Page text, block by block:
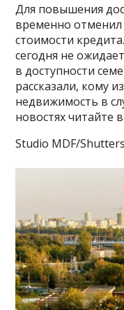
Для повышения
временно
стоимости
сегодня не
в доступности
рассказали, кому
недвижимость в
новостях читайте
Studio MDF/